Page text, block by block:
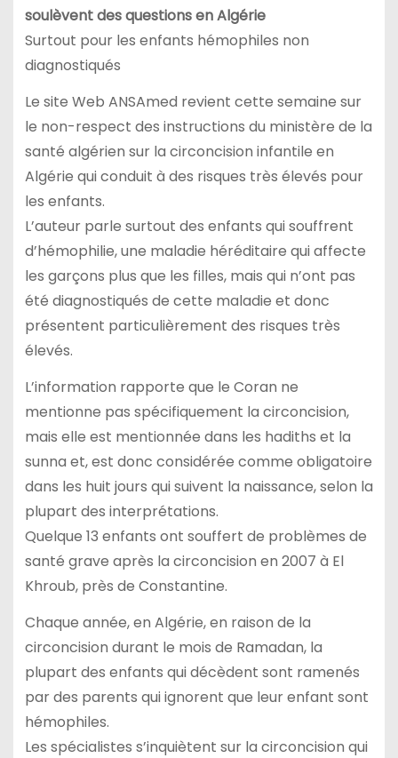
soulèvent des questions en Algérie
Surtout pour les enfants hémophiles non
diagnostiqués
Le site Web ANSAmed revient cette semaine sur
le non-respect des instructions du ministère de la
santé algérien sur la circoncision infantile en
Algérie qui conduit à des risques très élevés pour
les enfants.
L’auteur parle surtout des enfants qui souffrent
d’hémophilie, une maladie héréditaire qui affecte
les garçons plus que les filles, mais qui n’ont pas
été diagnostiqués de cette maladie et donc
présentent particulièrement des risques très
élevés.
L’information rapporte que le Coran ne
mentionne pas spécifiquement la circoncision,
mais elle est mentionnée dans les hadiths et la
sunna et, est donc considérée comme obligatoire
dans les huit jours qui suivent la naissance, selon la
plupart des interprétations.
Quelque 13 enfants ont souffert de problèmes de
santé grave après la circoncision en 2007 à El
Khroub, près de Constantine.
Chaque année, en Algérie, en raison de la
circoncision durant le mois de Ramadan, la
plupart des enfants qui décèdent sont ramenés
par des parents qui ignorent que leur enfant sont
hémophiles.
Les spécialistes s’inquiètent sur la circoncision qui